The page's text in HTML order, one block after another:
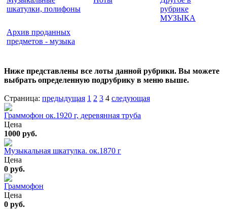
шкатулки, полифоны
рубрике
МУЗЫКА
Архив проданных
предметов - музыка
Ниже представлены все лоты данной рубрики. Вы можете
выбрать определенную подрубрику в меню выше.
Страница: предыдущая 1 2 3 4 следующая
Граммофон ок.1920 г, деревянная труба
Цена
1000 руб.
Музыкальная шкатулка. ок.1870 г
Цена
0 руб.
Граммофон
Цена
0 руб.